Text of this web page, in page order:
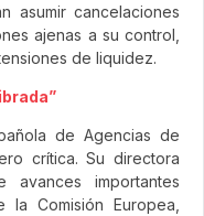
asumir cancelaciones
ajenas a su control,
de liquidez.
de Agencias de
crítica. Su directora
avances importantes
Comisión Europea,